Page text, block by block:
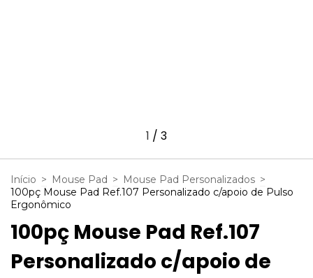
1 / 3
Início > Mouse Pad > Mouse Pad Personalizados >
100pç Mouse Pad Ref.107 Personalizado c/apoio de Pulso
Ergonômico
100pç Mouse Pad Ref.107
Personalizado c/apoio de